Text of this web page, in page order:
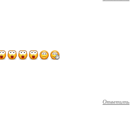
Ответить